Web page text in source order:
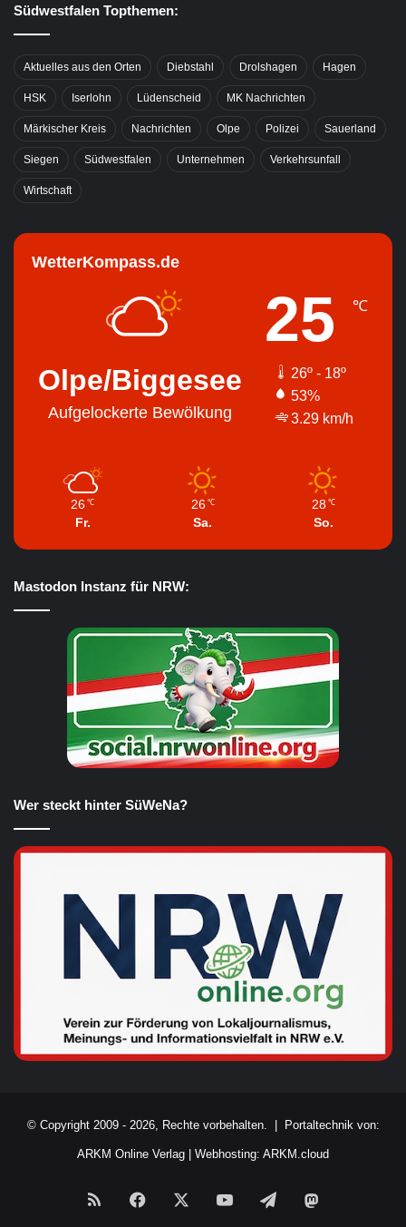
Südwestfalen Topthemen:
Aktuelles aus den Orten Diebstahl Drolshagen Hagen
HSK Iserlohn Lüdenscheid MK Nachrichten
Märkischer Kreis Nachrichten Olpe Polizei Sauerland
Siegen Südwestfalen Unternehmen Verkehrsunfall
Wirtschaft
WetterKompass.de
Olpe/Biggesee
Aufgelockerte Bewölkung
25 ℃
26º - 18º
53%
3.29 km/h
26 ℃
Fr.
26 ℃
Sa.
28 ℃
So.
Mastodon Instanz für NRW:
Wer steckt hinter SüWeNa?
© Copyright 2009 - 2026, Rechte vorbehalten. | Portaltechnik von:
ARKM Online Verlag Webhosting: ARKM.cloud
RSS Facebook YouTubeTelegram